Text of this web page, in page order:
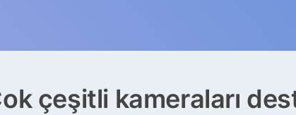
çeşitli kameraları